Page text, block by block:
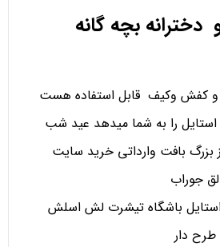
دخترانه بچه گانه
و کفش وکیف قابل استفاده هست
را به شما میدهد عید شب
بافت وارداتی خرید سایت
جوراب
باشگاه تیشرت لش اسلش
دار